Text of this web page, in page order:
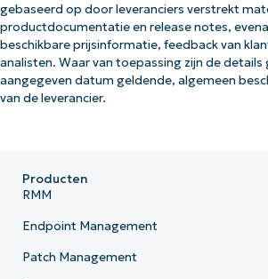
gebaseerd op door leveranciers verstrekt
productdocumentatie en release notes,
beschikbare prijsinformatie, feedback van
analisten. Waar van toepassing zijn de
aangegeven datum geldende, algemeen
van de leverancier.
Producten
RMM
Endpoint Management
Patch Management